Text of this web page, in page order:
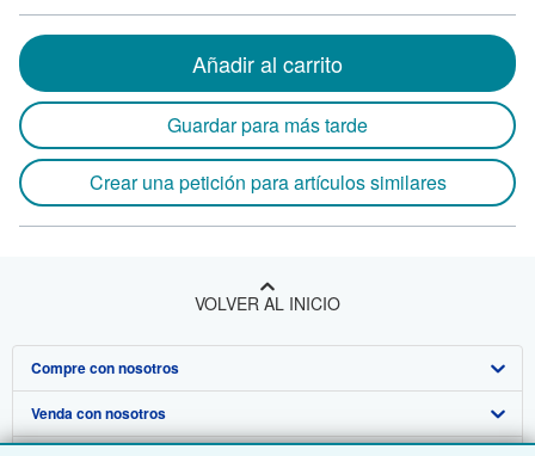
Añadir al carrito
Guardar para más tarde
Crear una petición para artículos similares
VOLVER AL INICIO
Compre con nosotros
Búsqueda avanzada
Venda con nosotros